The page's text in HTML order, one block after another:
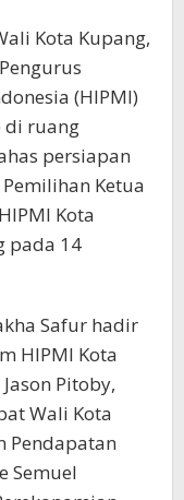
Kota Kupang,
(HIPMI)
di ruang
persiapan
Ketua
Kota
pada 14
Safur hadir
HIPMI Kota
Pitoby,
Wali Kota
Pendapatan
Semuel